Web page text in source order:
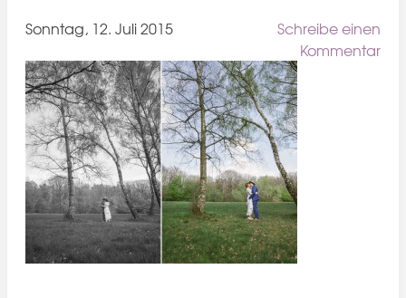
Sonntag, 12. Juli 2015
Schreibe einen
Kommentar